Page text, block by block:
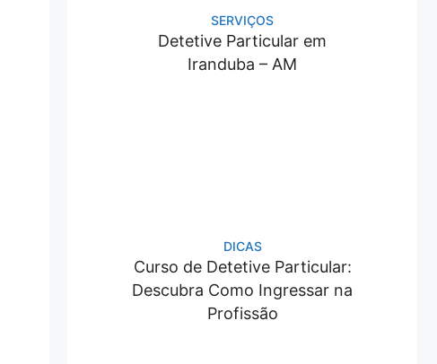
SERVIÇOS
Detetive Particular em
Iranduba – AM
DICAS
Curso de Detetive Particular:
Descubra Como Ingressar na
Profissão